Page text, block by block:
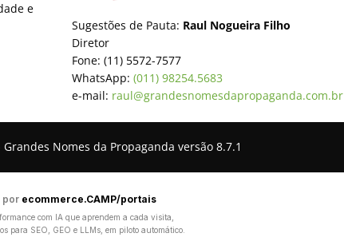
e
Sugestões de Pauta: Raul Nogueira Filho
Diretor
Fone: (11) 5572-7577
WhatsApp: (011) 98254.5683
e-mail: raul@grandesnomesdapropaganda.com.br
Nomes da Propaganda versão 8.7.1
por ecommerce.CAMP/portais
com IA que aprendem a cada visita,
para SEO, GEO e LLMs, em piloto automático.